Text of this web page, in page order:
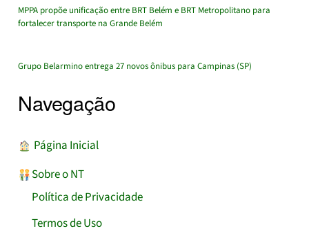
MPPA propõe unificação entre BRT Belém e BRT Metropolitano para
fortalecer transporte na Grande Belém
Grupo Belarmino entrega 27 novos ônibus para Campinas (SP)
Navegação
︎ Página Inicial
Sobre o NT
Política de Privacidade
Termos de Uso